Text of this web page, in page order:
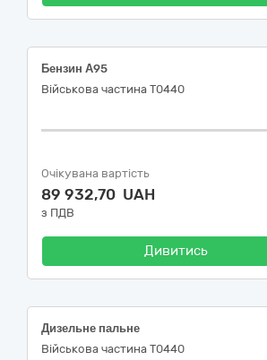
Бензин А95
Військова частина Т0440
Очікувана вартість
89 932,70 UAH
з ПДВ
Дивитись
Дизельне пальне
Військова частина Т0440